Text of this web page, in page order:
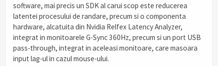
software, mai precis un SDK al carui scop este reducerea
latentei procesului de randare, precum si o componenta
hardware, alcatuita din Nvidia Relfex Latency Analyzer,
integrat in monitoarele G-Sync 360Hz, precum si un port USB
pass-through, integrat in aceleasi monitoare, care masoara
input lag-ul in cazul mouse-ului.